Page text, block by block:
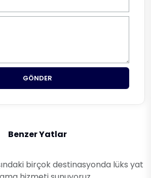
GÖNDER
Benzer Yatlar
birçok destinasyonda lüks yat